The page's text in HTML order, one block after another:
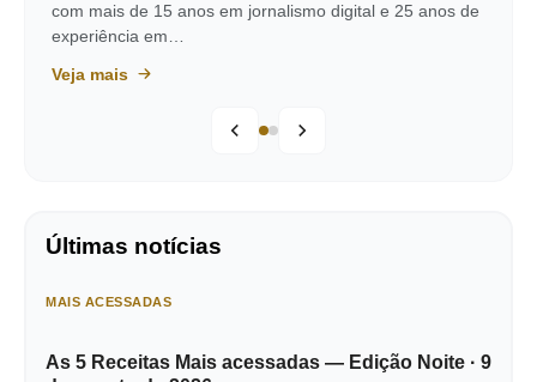
com mais de 15 anos em jornalismo digital e 25 anos de
experiência em…
Veja mais
Últimas notícias
MAIS ACESSADAS
As 5 Receitas Mais acessadas — Edição Noite · 9